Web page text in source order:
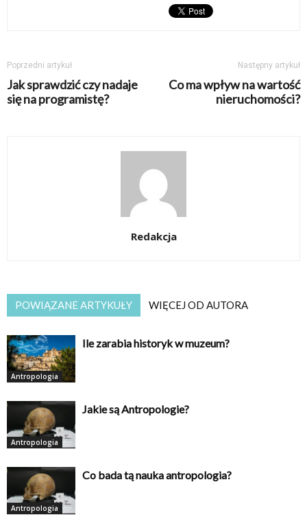
Poprzedni artykuł
Jak sprawdzić czy nadaje
się na programistę?
Następny artykuł
Co ma wpływ na wartość
nieruchomości?
Redakcja
POWIĄZANE ARTYKUŁY WIĘCEJ OD AUTORA
Antropologia
Ile zarabia historyk w muzeum?
Antropologia
Jakie są Antropologie?
Antropologia
Co bada tą nauka antropologia?